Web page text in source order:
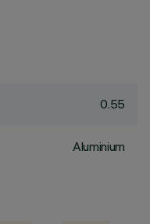
0.55
Aluminium